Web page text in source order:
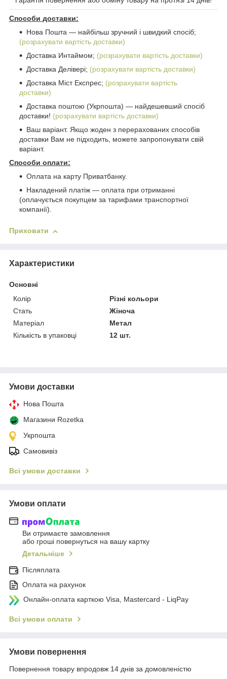
Способи доставки:
Нова Пошта ― найбільш зручний і швидкий спосіб;
(розрахувати вартість доставки)
Доставка Интаймом; (розрахувати вартість доставки)
Доставка Делівері; (розрахувати вартість доставки)
Доставка Міст Експрес; (розрахувати вартість
доставки)
Доставка поштою (Укрпошта) ― найдешевший спосіб
доставки! (розрахувати вартість доставки)
Ваш варіант. Якщо жоден з перерахованих способів
доставки Вам не підходить, можете запропонувати свій
варіант.
Способи оплати:
Оплата на карту Приватбанку.
Накладений платіж ― оплата при отриманні
(оплачується покупцем за тарифами транспортної
компанії).
Приховати
Характеристики
Основні
Колір
Різні кольори
Стать
Жіноча
Матеріал
Метал
Кількість в упаковці
12 шт.
Умови доставки
Нова Пошта
Магазини Rozetka
Укрпошта
Самовивіз
Всі умови доставки
Умови оплати
Ви отримаєте замовлення
або гроші повернуться на вашу картку
Детальніше
Післяплата
Оплата на рахунок
Онлайн-оплата карткою Visa, Mastercard - LiqPay
Всі умови оплати
Умови повернення
Повернення товару впродовж 14 днів за домовленістю